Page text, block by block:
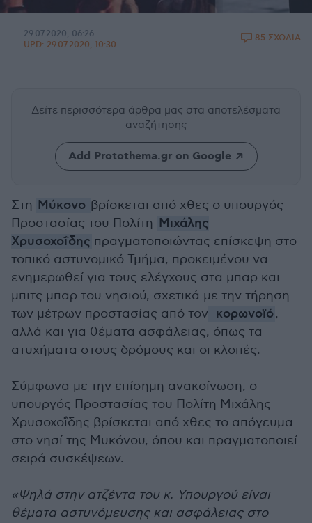
29.07.2020, 06:26
UPD: 29.07.2020, 10:30
85 ΣΧΟΛΙΑ
Δείτε περισσότερα άρθρα μας στα αποτελέσματα
αναζήτησης
Add Protothema.gr on Google
Στη Μύκονο βρίσκεται από χθες ο υπουργός
Προστασίας του Πολίτη Μιχάλης
Χρυσοχοΐδης πραγματοποιώντας επίσκεψη στο
τοπικό αστυνομικό Τμήμα, προκειμένου να
ενημερωθεί για τους ελέγχους στα μπαρ και
μπιτς μπαρ του νησιού, σχετικά με την τήρηση
των μέτρων προστασίας από τον
κορωνοϊό,
αλλά και για θέματα ασφάλειας, όπως τα
ατυχήματα στους δρόμους και οι κλοπές.
Σύμφωνα με την επίσημη ανακοίνωση, ο
υπουργός Προστασίας του Πολίτη Μιχάλης
Χρυσοχοΐδης βρίσκεται από χθες το απόγευμα
στο νησί της Μυκόνου, όπου και πραγματοποιεί
σειρά συσκέψεων.
«Ψηλά στην ατζέντα του κ. Υπουργού είναι
θέματα αστυνόμευσης και ασφάλειας στο